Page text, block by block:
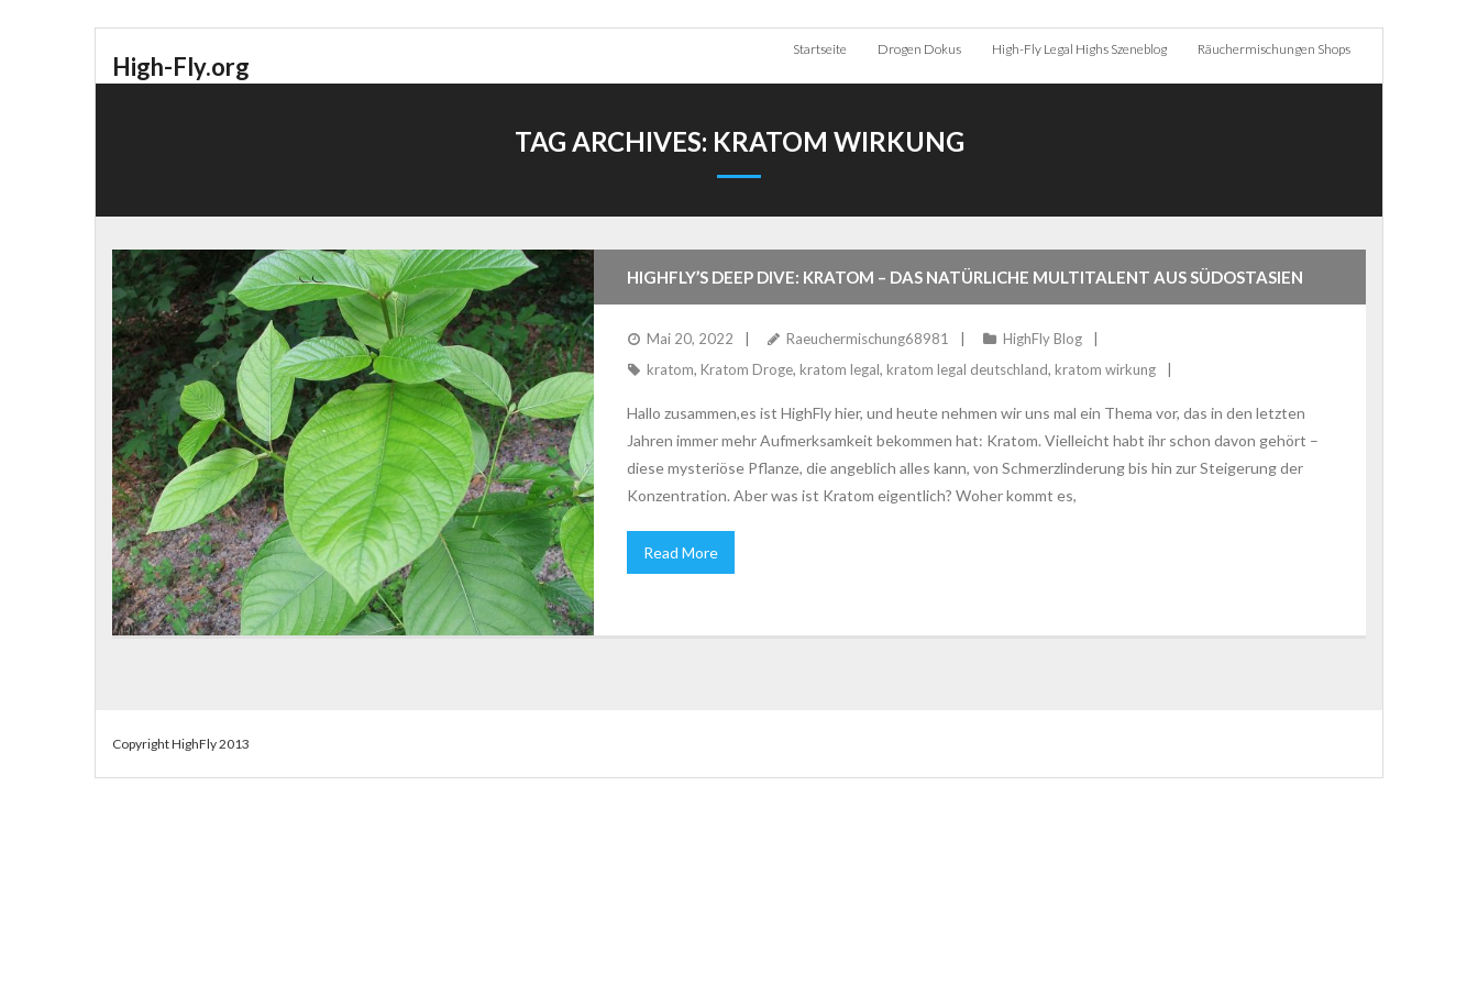
High-Fly.org
Startseite Drogen Dokus High-Fly Legal Highs Szeneblog Räuchermischungen Shops
TAG ARCHIVES: KRATOM WIRKUNG
HIGHFLY’S DEEP DIVE: KRATOM – DAS NATÜRLICHE MULTITALENT AUS SÜDOSTASIEN
Mai 20, 2022 Raeuchermischung68981
HighFly Blog
kratom, Kratom Droge, kratom legal, kratom legal deutschland, kratom wirkung
Hallo zusammen,es ist HighFly hier, und heute nehmen wir uns mal ein Thema vor, das in den letzten
Jahren immer mehr Aufmerksamkeit bekommen hat: Kratom. Vielleicht habt ihr schon davon gehört –
diese mysteriöse Pflanze, die angeblich alles kann, von Schmerzlinderung bis hin zur Steigerung der
Konzentration. Aber was ist Kratom eigentlich? Woher kommt es,
Read More
Copyright HighFly 2013